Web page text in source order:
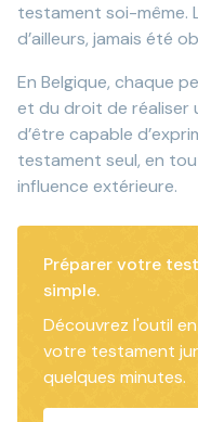
testament soi-même.
d’ailleurs, jamais été
En Belgique, chaque
et du droit de réaliser
d’être capable
testament seul, en
influence extérieure.
Préparer votre
simple.
Découvrez l'outil
votre testament
quelques minutes.